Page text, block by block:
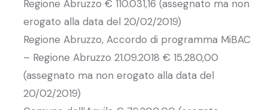
Regione Abruzzo € 110.031,16 (assegnato ma non
erogato alla data del 20/02/2019)
Regione Abruzzo, Accordo di programma MiBAC
– Regione Abruzzo 21.09.2018 € 15.280,00
(assegnato ma non erogato alla data del
20/02/2019)